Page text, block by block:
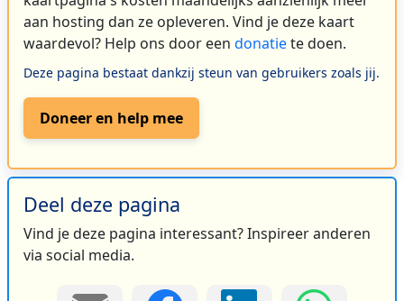
aan hosting dan ze opleveren. Vind je deze kaart
waardevol? Help ons door een donatiete doen.
Deze pagina bestaat dankzij steun van gebruikers zoals jij.
Doneer en help mee
Deel deze pagina
Vind je deze pagina interessant? Inspireer anderen
via social media.